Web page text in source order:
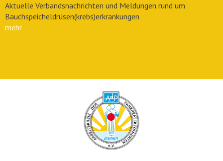
Aktuelle Verbandsnachrichten und Meldungen rund um
Bauchspeicheldrüsen(krebs)erkrankungen
mehr